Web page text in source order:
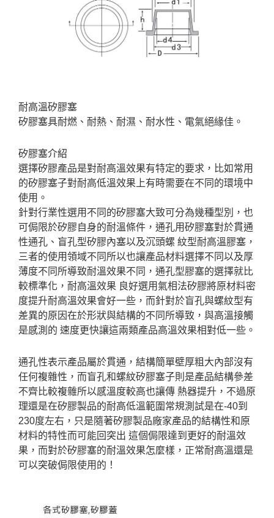
耐高溫矽膠塞
矽膠塞具耐燃、耐熱、耐濕、耐水性、電氣絕緣佳。
矽膠塞介紹
選擇矽膠產品是對耐高溫效果有特定的要求，比如常用
的矽膠塞子對耐高低溫效果上有時需要在不同的環境中
使用。
針對行業性選用不同的矽膠塞大致可分為幾種型別，也
可侷限於矽膠自身的耐溫條件，通孔用矽膠塞對於貫通
性通孔、盲孔型矽膠內塞以及沉頭螺 紋型耐高溫膠塞，
三者的使用領域不同所以也讓產品材料選擇不同以及厚
薄度不同所導致耐溫效果不同，通孔型膠塞的選擇就比
較標準化，耐高溫效果 良好選用氣相法矽膠將原材料密
度提升耐高溫效果會好一些，而針對於盲孔與螺紋型有
差異的原因在於形狀與結構的不同所導致，與高溫接觸
是感測的 速度更快讓這兩類產品高溫效果相對低一些。
通孔性表示產品屬於貫通，結構簡單壁厚粗大內部沒有
任何複雜性，而盲孔和螺紋矽膠塞子則是產品結構參差
不齊比較複雜所以感溫度較高也讓傳 熱器提升，不過原
理還是在矽膠製品的耐高低溫範圍常規測試是在-40到
230度左右，只是隨著矽膠製品廠家產品的結構性和原
材料的特性而可能回突出 這個侷限達到更好的耐溫效
果，而對於矽膠塞的耐溫效果怎麼樣，正常耐高溫還是
可以突破侷限使用的！